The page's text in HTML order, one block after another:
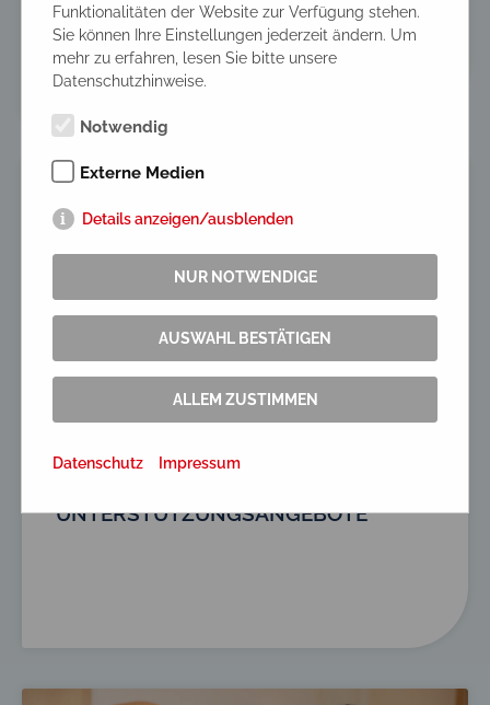
UNTER­STÜTZUNGS­ANGEBOTE
Funktionalitäten der Website zur Verfügung stehen.
Sie können Ihre Einstellungen jederzeit ändern. Um
mehr zu erfahren, lesen Sie bitte unsere
Datenschutzhinweise.
Notwendig
Externe Medien
Details anzeigen/ausblenden
NUR NOTWENDIGE
AUSWAHL BESTÄTIGEN
ALLEM ZUSTIMMEN
Datenschutz Impressum